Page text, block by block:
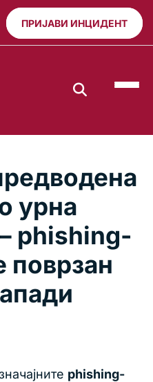
ПРИЈАВИ ИНЦИДЕНТ
урна
phishing-
поврзан
phishing-